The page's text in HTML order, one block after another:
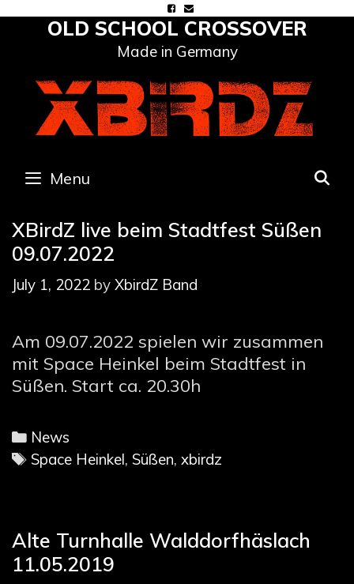
OLD SCHOOL CROSSOVER
Made in Germany
Menu
XBirdZ live beim Stadtfest Süßen
09.07.2022
July 1, 2022 by XbirdZ Band
Am 09.07.2022 spielen wir zusammen
mit Space Heinkel beim Stadtfest in
Süßen. Start ca. 20.30h
Categories
News
Tags
Space Heinkel, Süßen,xbirdz
Alte Turnhalle Walddorfhäslach
11.05.2019